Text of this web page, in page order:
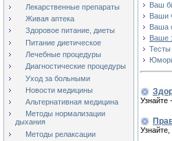
Лекарственные препараты
Живая аптека
Здоровое питание, диеты
Питание диетическое
Лечебные процедуры
Диагностические процедуры
Уход за больными
Новости медицины
Альтернативная медицина
Методы нормализации
дыхания
Методы релаксации
Ваш
Ваши
Ваша
Ваше
Тесты
Узнайте